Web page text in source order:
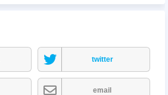
twitter
email